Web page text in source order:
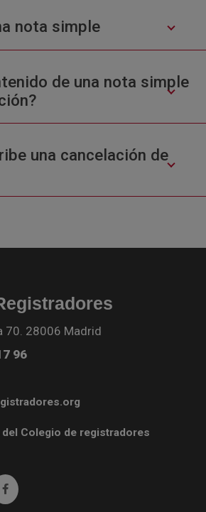
nota simple
de una nota simple
una cancelación de
70. 28006 Madrid
96
del Colegio de registradores
Ir a facebook (abre en ventana nueva)